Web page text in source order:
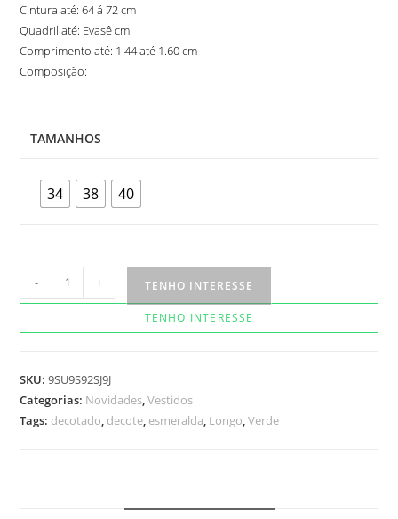
Cintura até: 64 á 72 cm
Quadril até: Evasê cm
Comprimento até: 1.44 até 1.60 cm
Composição:
TAMANHOS
34 38 40
Erica
- + TENHO INTERESSE
TENHO INTERESSE
SKU:9SU9S92SJ9J
Categorias: Novidades,Vestidos
Tags: decotado, decote, esmeralda, Longo,Verde